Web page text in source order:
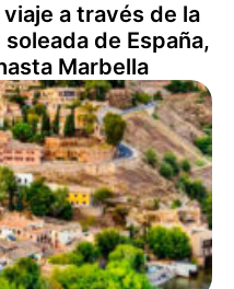
a través de la
de España,
Marbella